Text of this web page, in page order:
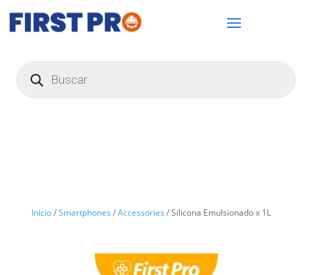
productos
Inicio/Smartphones /Accessories / Silicona Emulsionado x 1L